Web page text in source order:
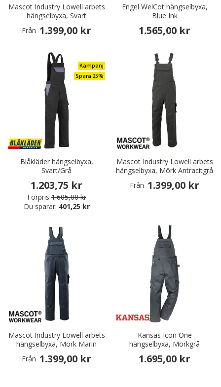
Mascot Industry Lowell arbets
hängselbyxa, Svart
Från 1.399,00 kr
Engel WelCot hängselbyxa,
Blue Ink
1.565,00 kr
Kampanj
Spara 25%
Blåkläder hängselbyxa,
Svart/Grå
1.203,75 kr
Förpris 1.605,00 kr
Du sparar: 401,25 kr
Mascot Industry Lowell arbets
hängselbyxa, Mörk Antracitgrå
Från 1.399,00 kr
Mascot Industry Lowell arbets
hängselbyxa, Mörk Marin
Från 1.399,00 kr
Kansas Icon One
hängselbyxa, Mörkgrå
1.695,00 kr